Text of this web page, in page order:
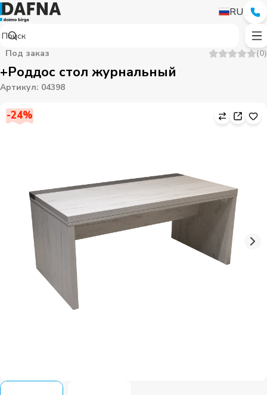
RU
-24%
Под заказ (0)
+Роддос стол журнальный
Артикул: 04398